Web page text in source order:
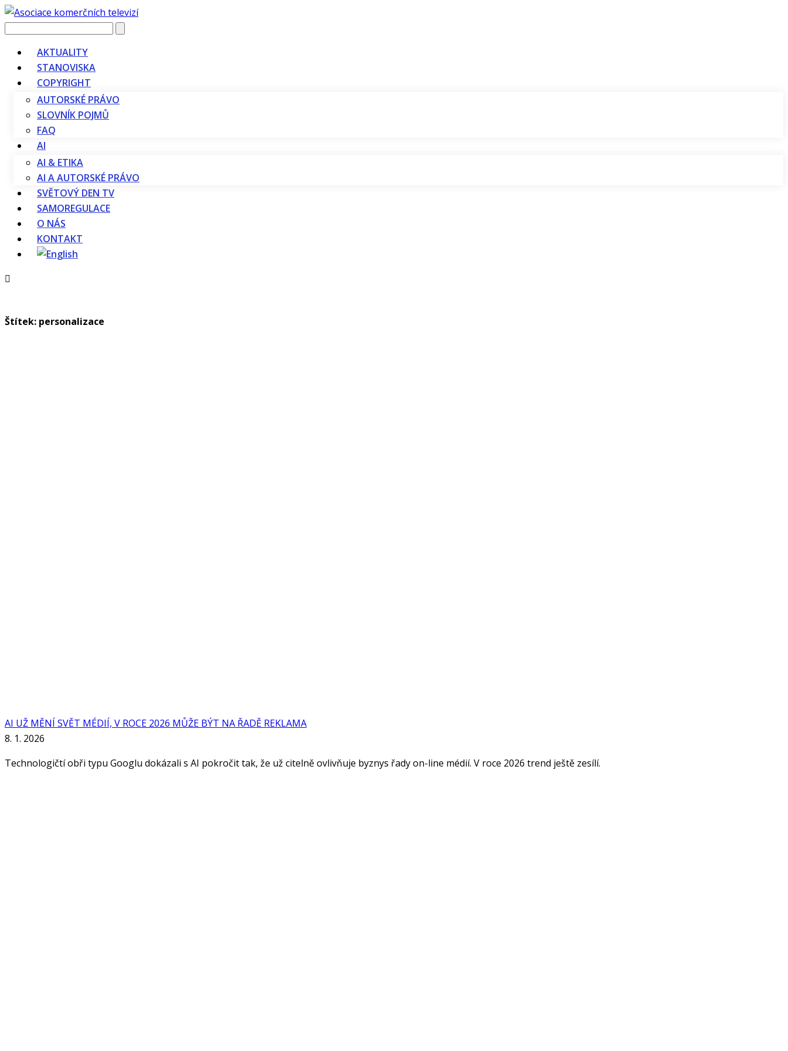
Vyhledávání
AKTUALITY
STANOVISKA
COPYRIGHT
AUTORSKÉ PRÁVO
SLOVNÍK POJMŮ
FAQ
AI
AI & ETIKA
AI A AUTORSKÉ PRÁVO
SVĚTOVÝ DEN TV
SAMOREGULACE
O NÁS
KONTAKT
Štítek: personalizace
AI UŽ MĚNÍ SVĚT MÉDIÍ, V ROCE 2026 MŮŽE BÝT NA ŘADĚ REKLAMA
8. 1. 2026
Technologičtí obři typu Googlu dokázali s AI pokročit tak, že už citelně ovlivňuje byznys řady on-line médií. V roce 2026 trend ještě zesílí.